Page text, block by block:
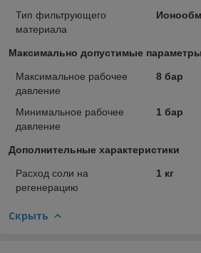
Тип фильтрующего
материала
Максимально допустимые
Максимальное рабочее
давление
8 бар
Минимальное рабочее
давление
1 бар
Дополнительные характеристики
Расход соли на
регенерацию
1 кг
Скрыть